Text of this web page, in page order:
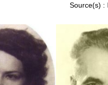
Source(s) :